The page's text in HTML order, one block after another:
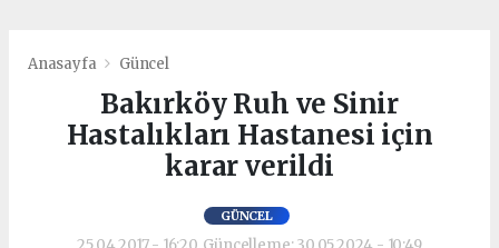
Anasayfa Güncel
Bakırköy Ruh ve Sinir
Hastalıkları Hastanesi için
karar verildi
GÜNCEL